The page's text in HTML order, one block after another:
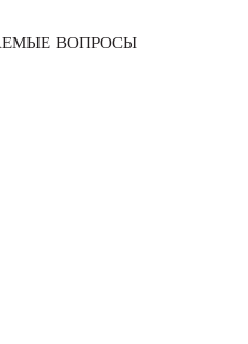
ВОПРОСЫ